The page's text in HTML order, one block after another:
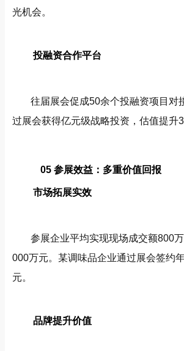
光机会。
投融资合作平台
往届展会促成50余个投融资项目对
过展会获得亿元级战略投资，估值提升3
05 参展效益：多重价值回报
市场拓展实效
参展企业平均实现现场成交额800
000万元。某调味品企业通过展会签约
元。
品牌提升价值